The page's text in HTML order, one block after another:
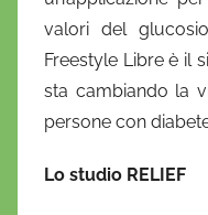
valori del
Freestyle Libre è il
sta cambiando la
persone con
Lo studio RELIEF